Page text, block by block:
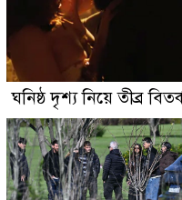
ঘনিষ্ঠ দৃশ্য নিয়ে তীব্র